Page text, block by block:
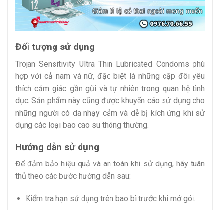
Đối tượng sử dụng
Trojan Sensitivity Ultra Thin Lubricated Condoms phù
hợp với cả nam và nữ, đặc biệt là những cặp đôi yêu
thích cảm giác gần gũi và tự nhiên trong quan hệ tình
dục. Sản phẩm này cũng được khuyến cáo sử dụng cho
những người có da nhạy cảm và dễ bị kích ứng khi sử
dụng các loại bao cao su thông thường.
Hướng dẫn sử dụng
Để đảm bảo hiệu quả và an toàn khi sử dụng, hãy tuân
thủ theo các bước hướng dẫn sau:
Kiểm tra hạn sử dụng trên bao bì trước khi mở gói.